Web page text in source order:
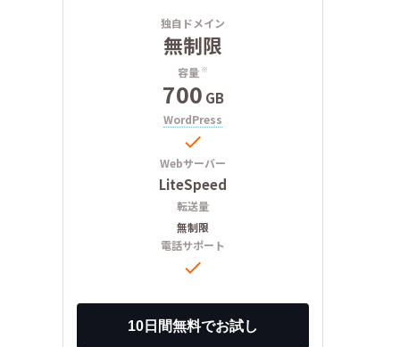
独自ドメイン
無制限
容量 ※
700 GB
WordPress

Webサーバー
LiteSpeed
転送量
無制限
電話サポート
